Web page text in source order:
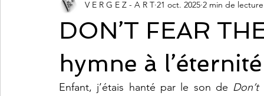
Voyage & Art de Vivre Savoir & Élégance
DON’T FEAR
hymne à l’éternité
V E R G E Z - A R T 21 oct. 2025 2 min de lecture
Enfant, j’étais hanté par le son de